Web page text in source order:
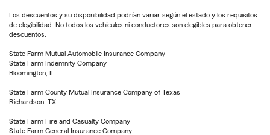
Los descuentos y su disponibilidad podrían variar según el estado y los requisitos
de elegibilidad. No todos los vehículos ni conductores son elegibles para obtener
descuentos.
State Farm Mutual Automobile Insurance Company
State Farm Indemnity Company
Bloomington, IL
State Farm County Mutual Insurance Company of Texas
Richardson, TX
State Farm Fire and Casualty Company
State Farm General Insurance Company